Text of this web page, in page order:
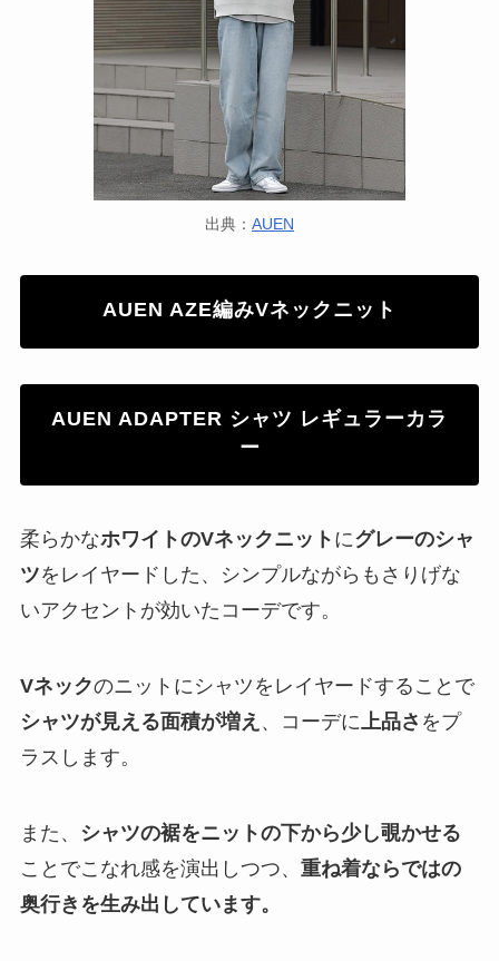
出典： AUEN
AUEN AZE編みVネックニット
AUEN ADAPTER シャツ レギュラーカラ
ー
柔らかなホワイトのVネックニット にグレーのシャ
ツをレイヤードした、シンプルながらもさりげな
いアクセントが効いたコーデです。
Vネックのニットにシャツをレイヤードすることで
シャツが見える面積が増え 、コーデに上品さ をプ
ラスします。
また、
シャツの裾をニットの下から少し覗かせる
ことでこなれ感を演出しつつ、 重ね着ならではの
奥行きを生み出しています。